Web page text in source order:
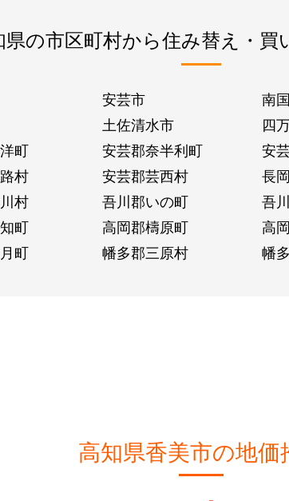
県の市区町村から住み替え・買
安芸市 南
土佐清水市 四
町 安芸郡奈半利町 安
村 安芸郡芸西村 長
村 吾川郡いの町 吾
町 高岡郡檮原町 高
町 幡多郡三原村 幡
高知県香美市の地価